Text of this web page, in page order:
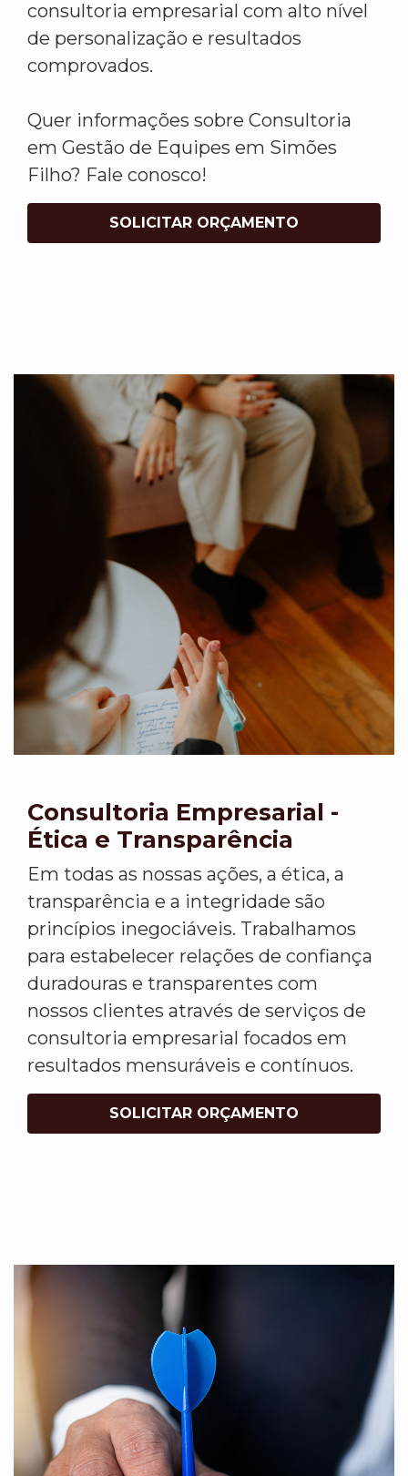
consultoria empresarial com alto nível
de personalização e resultados
comprovados.
Quer informações sobre Consultoria
em Gestão de Equipes em Simões
Filho? Fale conosco!
SOLICITAR ORÇAMENTO
Consultoria Empresarial -
Ética e Transparência
Em todas as nossas ações, a ética, a
transparência e a integridade são
princípios inegociáveis. Trabalhamos
para estabelecer relações de confiança
duradouras e transparentes com
nossos clientes através de serviços de
consultoria empresarial focados em
resultados mensuráveis e contínuos.
SOLICITAR ORÇAMENTO